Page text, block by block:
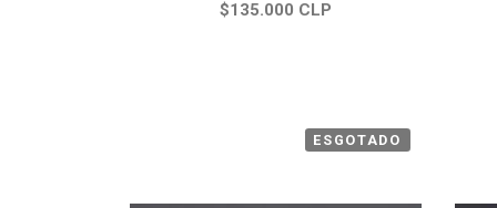
$135.000 CLP
ESGOTADO